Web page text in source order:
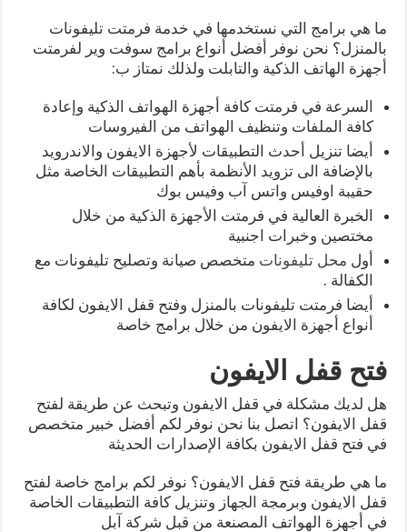
ما هي برامج التي نستخدمها في خدمة فرمتت تليفونات
بالمنزل؟ نحن نوفر أفضل أنواع برامج سوفت وير لفرمتت
أجهزة الهاتف الذكية والتابلت ولذلك نمتاز ب:
السرعة في فرمتت كافة أجهزة الهواتف الذكية وإعادة
كافة الملفات وتنظيف الهواتف من الفيروسات
أيضا تنزيل أحدث التطبيقات لأجهزة الايفون والاندرويد
بالإضافة الى تزويد الأنظمة بأهم التطبيقات الخاصة مثل
حقيبة اوفيس واتس آب وفيس بوك
الخبرة العالية في فرمتت الأجهزة الذكية من خلال
مختصين وخبرات اجنبية
أول محل تليفونات متخصص صيانة وتصليح تليفونات مع
الكفالة .
أيضا فرمتت تليفونات بالمنزل وفتح قفل الايفون لكافة
أنواع أجهزة الايفون من خلال برامج خاصة
فتح قفل الايفون
هل لديك مشكلة في قفل الايفون وتبحث عن طريقة لفتح
قفل الايفون؟ اتصل بنا نحن نوفر لكم أفضل خبير متخصص
في فتح قفل الايفون بكافة الإصدارات الحديثة
ما هي طريقة فتح قفل الايفون؟ نوفر لكم برامج خاصة لفتح
قفل الايفون وبرمجة الجهاز وتنزيل كافة التطبيقات الخاصة
في أجهزة الهواتف المصنعة من قبل شركة آبل